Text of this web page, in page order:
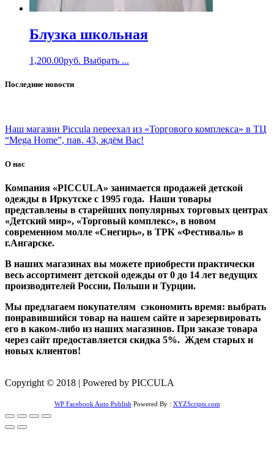
Блузка школьная
1,200.00руб. Выбрать ...
Последние новости
Наш магазин Piccula переехал из «Торгового комплекса» в ТЦ
“Mega Home”, пав. 43, ждём Вас!
О нас
Компания «PICCULA» занимается продажей детской
одежды в Иркутске с 1995 года. Наши товары
представлены в старейших популярных торговых центрах
«Детский мир», «Торговый комплекс», в новом
современном молле «Снегирь», в ТРК «Фестиваль» в
г.Ангарске.
В наших магазинах вы можете приобрести практически
весь ассортимент детской одежды от 0 до 14 лет ведущих
производителей России, Польши и Турции.
Мы предлагаем покупателям сэкономить время: выбрать
понравившийся товар на нашем сайте и зарезервировать
его в каком-либо из наших магазинов. При заказе товара
через сайт предоставляется скидка 5%. Ждем старых и
новых клиентов!
Copyright © 2018 | Powered by PICCULA
WP Facebook Auto Publish Powered By : XYZScripts.com